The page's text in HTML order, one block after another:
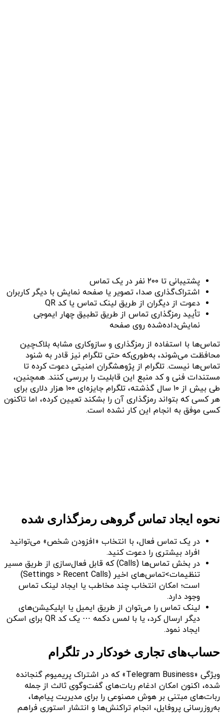
پشتیبانی تا ۲۰۰ نفر در یک تماس
اشتراک‌گذاری صدا، تصویر یا صفحه نمایش با دیگر کاربران
دعوت از دیگران از طریق لینک تماس یا کد QR
تأیید رمزگذاری تماس از طریق تطبیق چهار ایموجی
نمایش‌داده‌شده روی صفحه
تماس‌ها با استفاده از رمزگذاری و سازوکاری مشابه بلاک‌چین
محافظت می‌شوند، به‌طوری‌که حتی تلگرام نیز قادر به شنود
تماس‌ها نیست. تلگرام از پژوهشگران امنیتی دعوت کرده تا
مستندات فنی و کد منبع این قابلیت را بررسی کنند. همچنین،
طی بیش از ۱۰ سال گذشته، تلگرام جایزه‌ای ۱۰۰ هزار دلاری برای
هر کسی که بتواند رمزگذاری آن را بشکند تعیین کرده، اما تاکنون
کسی موفق به انجام این کار نشده است.
نحوه ایجاد تماس گروهی رمزگذاری شده
در یک تماس فعال، با انتخاب «افزودن شخص» می‌توانید
افراد بیشتری را دعوت کنید.
در بخش تماس‌ها (Calls) که قابل فعال‌سازی از طریق مسیر
تنظیمات>تماس‌های اخیر (Settings > Recent Calls)
است؛ امکان انتخاب چند مخاطب یا ایجاد لینک تماس
وجود دارد.
لینک تماس را می‌توان از طریق ایمیل یا اپلیکیشن‌های
دیگر ارسال کرد، یا با لمس دکمه ⋯ یک کد QR برای اسکن
ایجاد نمود.
حساب‌های تجاری خودکار در تلگرام
ویژگی «Telegram Business» که در اشتراک پریمیوم گنجانده
شده، اکنون امکان ادغام ربات‌های گفت‌وگوی ثالث از جمله
ربات‌های مبتنی بر هوش مصنوعی را برای مدیریت پیام‌ها،
به‌روزرسانی پروفایل، انجام تراکنش‌ها و انتشار استوری فراهم